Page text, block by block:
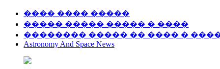
���� ���� �����
����� ����� ����� � ����
�������� ����� �� ���� �
Astronomy And Space News